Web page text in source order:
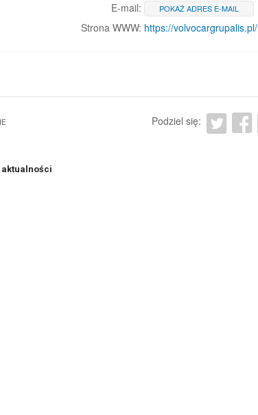
E-mail: POKAŻ ADRES E-MAIL
Strona WWW: https://volvocargrupalis.pl/
Podziel się: